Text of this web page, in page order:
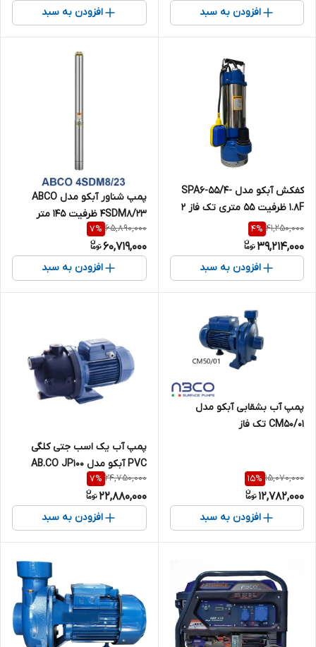
افزودن به سبد افزودن به سبد
کفکش آبکو مدل SPA6-55/4-
1.8F ظرفیت ۵۵ متری تک فاز ۲
اینچ
41,250,000
4%
39,214,000
افزودن به سبد
پمپ شناور آبکو مدل ABCO
4SDM8/23 ظرفیت ۱۴۵ متر
65,890,000
7%
60,719,000
افزودن به سبد
پمپ آب بشقابی آبکو مدل
CM50/01 تک فاز
15,070,000
15%
12,782,000
افزودن به سبد
پمپ آب یک اسب جتی کلگی
PVC آبکو مدل AB.CO JP100
24,750,000
7%
22,880,000
افزودن به سبد